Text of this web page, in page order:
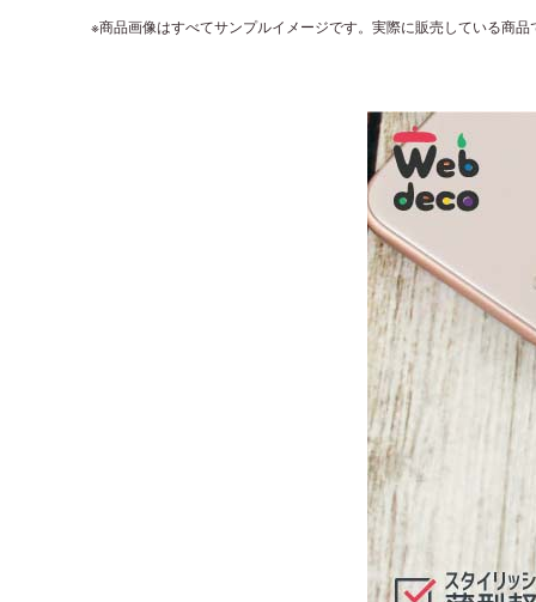
※商品画像はすべてサンプルイメージです。実際に販売している商品